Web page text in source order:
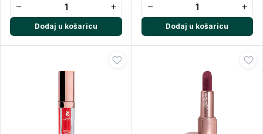
− +
Dodaj u košaricu
− +
Dodaj u košaricu